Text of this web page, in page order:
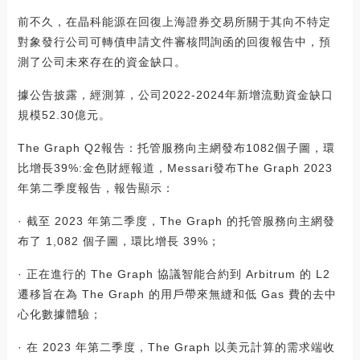
前不久，在晶科能源在回復上海證券交易所關于其向不特定
對象發行公司可轉債申請文件審核問詢函的回復報告中，預
測了公司未來存在的資金缺口。
據公告披露，經測算，公司2022-2024年新增流動資金缺口
規模52.30億元。
The Graph Q2報告：托管服務向主網發布1082個子圖，環
比增長39%:金色財經報道，Messari發布The Graph 2023
年第二季度報告，報告顯示：
· 截至 2023 年第二季度，The Graph 的托管服務向主網發
布了 1,082 個子圖，環比增長 39%；
· 正在進行的 The Graph 協議智能合約到 Arbitrum 的 L2
遷移旨在為 The Graph 的用戶帶來無縫和低 Gas 費的去中
心化數據體驗；
· 在 2023 年第二季度，The Graph 以美元計算的需求端收